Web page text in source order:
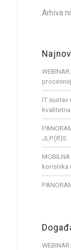
Arhiva
IT sustav
JLP(R)S
korisnika